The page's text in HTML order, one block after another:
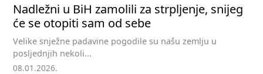
Nadležni u BiH zamolili za strpljenje, snijeg
će se otopiti sam od sebe
Velike snježne padavine pogodile su našu zemlju u
posljednjih nekoli...
08.01.2026.